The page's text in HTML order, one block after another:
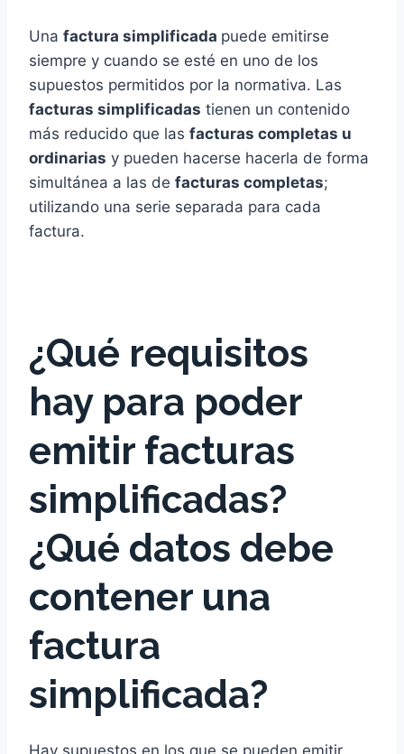
Una factura simplificada puede emitirse
siempre y cuando se esté en uno de los
supuestos permitidos por la normativa. Las
facturas simplificadas tienen un contenido
más reducido que las facturas completas u
ordinarias y pueden hacerse hacerla de forma
simultánea a las de facturas completas;
utilizando una serie separada para cada
factura.
¿Qué requisitos
hay para poder
emitir facturas
simplificadas?
¿Qué datos debe
contener una
factura
simplificada?
Hay supuestos en los que se pueden emitir